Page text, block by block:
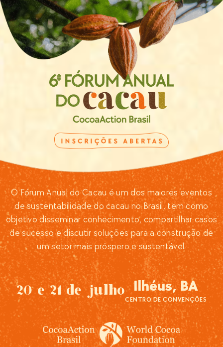
O Fórum Anual do Cacau é um dos maiores eventos
de sustentabilidade do cacau no Brasil, tem como
objetivo disseminar conhecimento, compartilhar casos
de sucesso e discutir soluções para a construção de
um setor mais próspero e sustentável.
20 e 21 de julho Ilhéus, BA
CENTRO DE CONVENÇÕES